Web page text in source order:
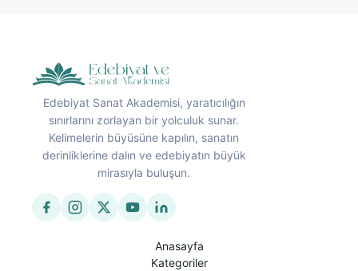
Edebiyat Sanat Akademisi, yaratıcılığın
sınırlarını zorlayan bir yolculuk sunar.
Kelimelerin büyüsüne kapılın, sanatın
derinliklerine dalın ve edebiyatın büyük
mirasıyla buluşun.
Anasayfa
Kategoriler